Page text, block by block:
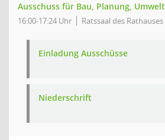
Ausschuss für Bau, Planung,
16:00-17:24 Uhr Ratssaal des Rathauses
Einladung Ausschüsse
Niederschrift